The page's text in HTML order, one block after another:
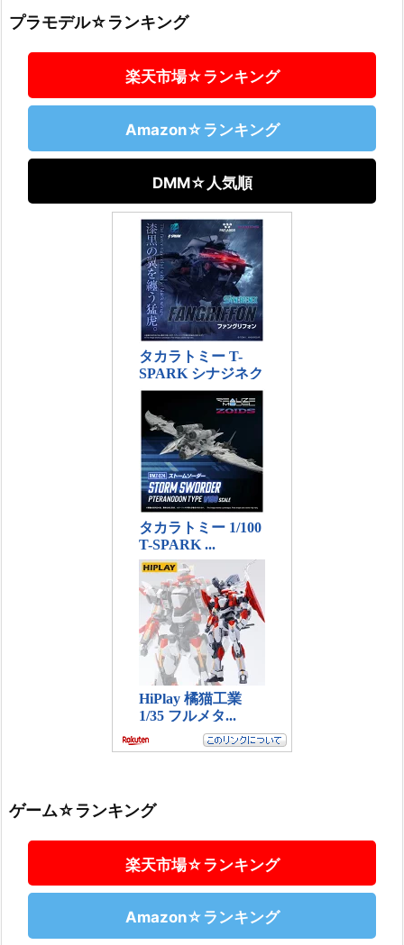
プラモデル☆ランキング
楽天市場☆ランキング
Amazon☆ランキング
DMM☆人気順
ゲーム☆ランキング
楽天市場☆ランキング
Amazon☆ランキング